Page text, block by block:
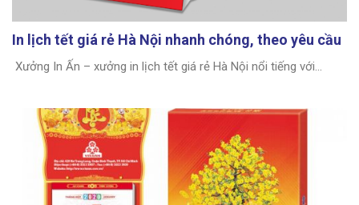
In lịch tết giá rẻ Hà Nội nhanh chóng, theo yêu cầu
Xưởng In Ấn – xưởng in lịch tết giá rẻ Hà Nội nổi tiếng với...